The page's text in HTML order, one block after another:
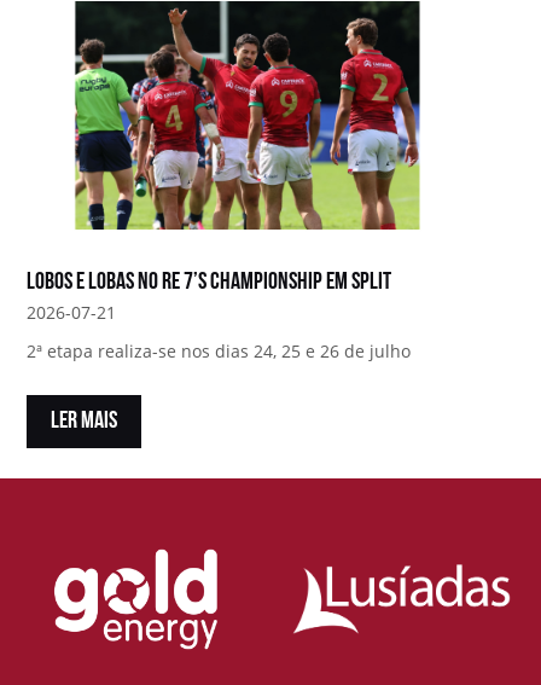
Lobos e Lobas no RE 7’s Championship em Split
2026-07-21
2ª etapa realiza-se nos dias 24, 25 e 26 de julho
LER MAIS